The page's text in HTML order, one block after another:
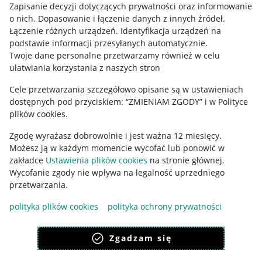
Zapisanie decyzji dotyczących prywatności oraz informowanie
o nich. Dopasowanie i łączenie danych z innych źródeł.
Łączenie różnych urządzeń. Identyfikacja urządzeń na
podstawie informacji przesyłanych automatycznie.
Twoje dane personalne przetwarzamy również w celu
ułatwiania korzystania z naszych stron
Cele przetwarzania szczegółowo opisane są w ustawieniach
dostępnych pod przyciskiem: “ZMIENIAM ZGODY” i w Polityce
plików cookies.
Zgodę wyrażasz dobrowolnie i jest ważna 12 miesięcy.
Możesz ją w każdym momencie wycofać lub ponowić w
zakładce Ustawienia plików cookies na stronie głównej.
Wycofanie zgody nie wpływa na legalność uprzedniego
przetwarzania.
polityka plików cookies
polityka ochrony prywatności
Zgadzam się
Pobierz aplikację
Korzystanie z serwisu oznacza akceptacjęregulaminu.